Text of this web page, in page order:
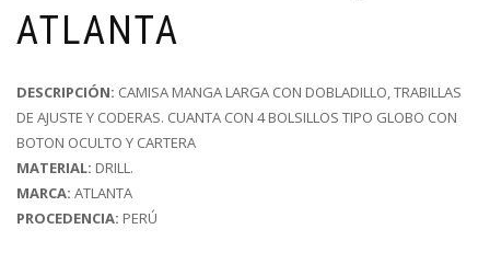
ATLANTA
DESCRIPCIÓN: CAMISA MANGA LARGA CON DOBLADILLO, TRABILLAS
DE AJUSTE Y CODERAS. CUANTA CON 4 BOLSILLOS TIPO GLOBO CON
BOTON OCULTO Y CARTERA
MATERIAL: DRILL.
MARCA: ATLANTA
PROCEDENCIA: PERÚ